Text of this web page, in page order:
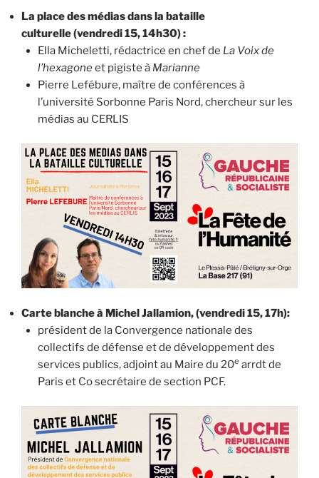
La place des médias dans la bataille
culturelle (vendredi 15, 14h30) :
Ella Micheletti, rédactrice en chef de La Voix de
l’hexagoneet pigiste à Marianne
Pierre Lefébure, maître de conférences à
l’université Sorbonne Paris Nord, chercheur sur les
médias au CERLIS
Carte blanche à Michel Jallamion, (vendredi 15, 17h):
président de la Convergence nationale des
collectifs de défense et de développement des
services publics, adjoint au Maire du 20e arrdt de
Paris et Co secrétaire de section PCF.